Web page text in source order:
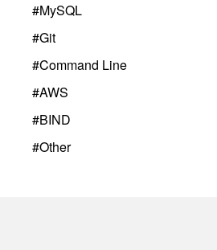
#MySQL
#Git
#Command Line
#AWS
#BIND
#Other